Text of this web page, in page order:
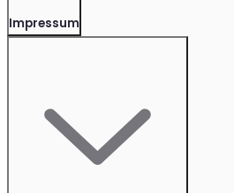
Impressum